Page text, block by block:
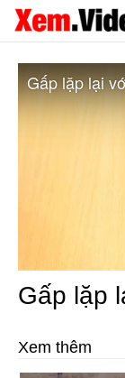
Gấp lặp lại
Gấp lặp
Xem thêm